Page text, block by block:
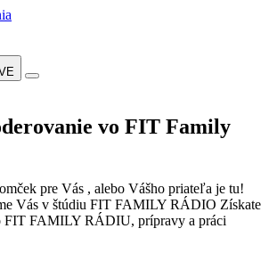
vo FIT Family
pre Vás , alebo Vášho priateľa je tu!
Vás v štúdiu FIT FAMILY RÁDIO Získate
FIT FAMILY RÁDIU, prípravy a práci